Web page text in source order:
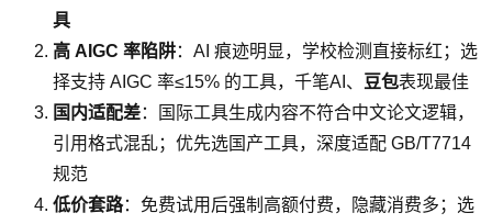
具
高 AIGC 率陷阱：AI 痕迹明显，学校检测直接标红；选
择支持 AIGC 率≤15% 的工具，千笔AI、
豆包表现最佳
国内适配差：国际工具生成内容不符合中文论文逻辑，
引用格式混乱；优先选国产工具，深度适配 GB/T7714
规范
低价套路：免费试用后强制高额付费，隐藏消费多；选